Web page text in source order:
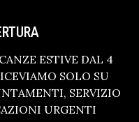
ESTIVE DAL 4
SOLO SU
SERVIZIO
URGENTI